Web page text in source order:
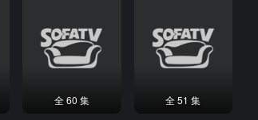
全 60 集 全 51 集